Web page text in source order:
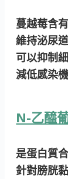
蔓越莓含
維持泌尿
可以抑制
減低感染
N-乙醯
是蛋白質
針對膀胱